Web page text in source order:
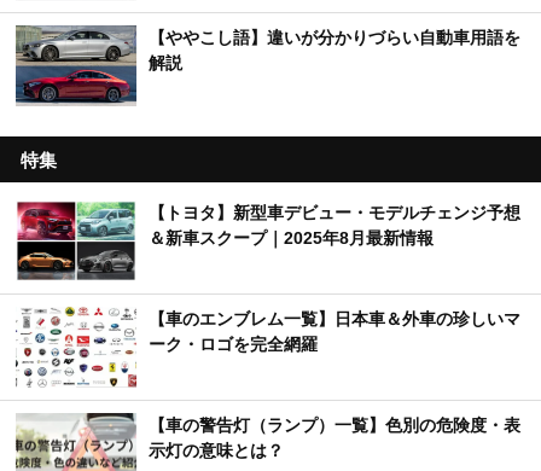
【ややこし語】違いが分かりづらい自動車用語を
解説
特集
【トヨタ】新型車デビュー・モデルチェンジ予想
＆新車スクープ｜2025年8月最新情報
【車のエンブレム一覧】日本車＆外車の珍しいマ
ーク・ロゴを完全網羅
【車の警告灯（ランプ）一覧】色別の危険度・表
示灯の意味とは？